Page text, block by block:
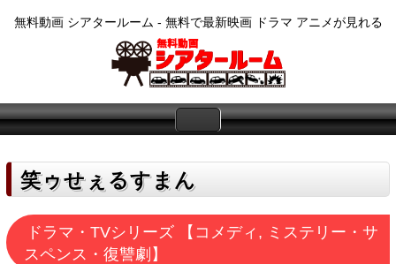
無料動画 シアタールーム - 無料で最新映画 ドラマ アニメが見れる
笑ゥせぇるすまん
ドラマ・TVシリーズ 【コメディ, ミステリー・サ
スペンス・復讐劇】